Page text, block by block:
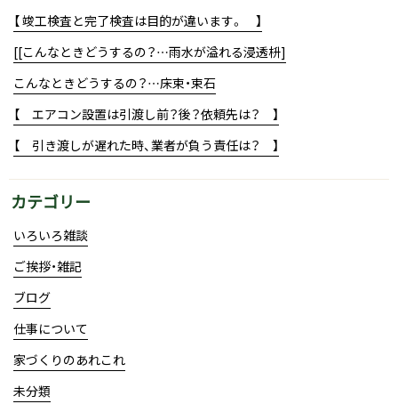
【 竣工検査と完了検査は目的が違います。 】
[[こんなときどうするの？…雨水が溢れる浸透枡]
こんなときどうするの？…床束・束石
【 エアコン設置は引渡し前？後？依頼先は？ 】
【 引き渡しが遅れた時、業者が負う責任は？ 】
カテゴリー
いろいろ雑談
ご挨拶・雑記
ブログ
仕事について
家づくりのあれこれ
未分類